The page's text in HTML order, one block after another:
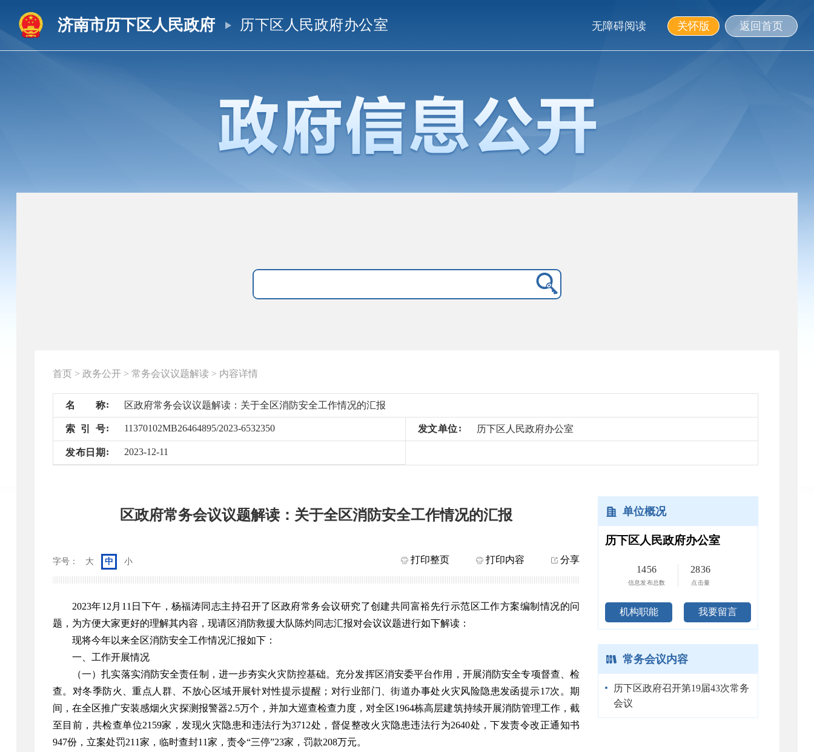
济南市历下区人民政府 历下区人民政府办公室 无障碍阅读 关怀版 返回首页
首页 > 政务公开 > 常务会议议题解读 > 内容详情
名 称 区政府常务会议议题解读：关于全区消防安全工作情况的汇报
索 引 号 11370102MB26464895/2023-6532350 发文单位 历下区人民政府办公室
发布 日 期 2023-12-11
区政府常务会议议题解读：关于全区消防安全工作情况的汇报
字号： 大 中 小 打印整页 打印内容 分享
2023年12月11日下午，杨福涛同志主持召开了区政府常务会议研究了创建共同富裕先行示范区工作方案编制情况的问
题，为方便大家更好的理解其内容，现请区消防救援大队陈灼同志汇报对会议议题进行如下解读：
现将今年以来全区消防安全工作情况汇报如下：
一、工作开展情况
（一）扎实落实消防安全责任制，进一步夯实火灾防控基础。充分发挥区消安委平台作用，开展消防安全专项督查、检
查。对冬季防火、重点人群、不放心区域开展针对性提示提醒；对行业部门、街道办事处火灾风险隐患发函提示17次。期
间，在全区推广安装感烟火灾探测报警器2.5万个，并加大巡查检查力度，对全区1964栋高层建筑持续开展消防管理工作，截
至目前，共检查单位2159家，发现火灾隐患和违法行为3712处，督促整改火灾隐患违法行为2640处，下发责令改正通知书
947份，立案处罚211家，临时查封11家，责令“三停”23家，罚款208万元。
单位概况
历下区人民政府办公室
1456
信息发布总数
2836
点击量
机构职能 我要留言
常务会议内容
历下区政府召开第19届43次常务
会议